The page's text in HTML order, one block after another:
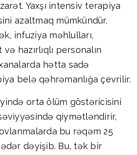
Yaxşı intensiv terapiya
azaltmaq mümkündür.
infuziya məhlulları,
hazırlıqlı personalın
hətta sadə
belə qəhrəmanlığa çevrilir.
orta ölüm göstəricisini
qiymətləndirir,
bu rəqəm 25
dəyişib. Bu, tək bir